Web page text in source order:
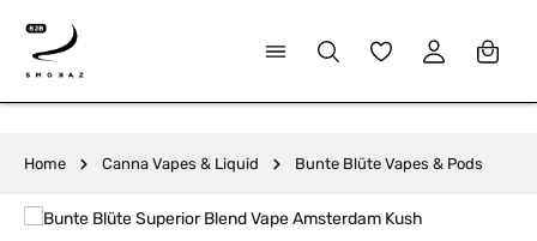
springen
Du hast 0
Home Canna Vapes & Liquid Bunte Blüte Vapes & Pods
Bildergalerie überspringen